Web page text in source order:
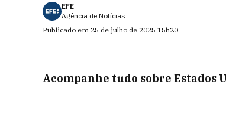
EFE
Agência de Notícias
Publicado em 25 de julho de 2025 15h20.
Acompanhe tudo sobre Estados